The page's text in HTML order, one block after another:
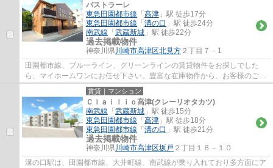
パストラーレ
東急田園都市線 「 高津 」駅 徒歩17分
東急田園都市線 「 溝の口 」駅 徒歩24分
南武線 「 武蔵新城 」駅 徒歩22分
過去掲載物件
神奈川県川崎市高津区北見方 ２丁目７－1
田園都市線、ブルーライン、グリーンラインの賃貸物件をお探しでした
ら、マイホームワンにお任せ下さい。豊富な在庫物件から、お客様のご要
望に合うお部屋をご提案致します。
賃貸｜マンション
Ｃｌａｉｌｉｏ高津(クレーリオタカツ)
南武線 「 武蔵新城 」駅 徒歩15分
東急田園都市線 「 高津 」駅 徒歩18分
東急田園都市線 「 溝の口 」駅 徒歩21分
過去掲載物件
神奈川県川崎市高津区坂戸 ２丁目１６－１０
溝の口駅は、田園都市線、大井町線、南武線が乗り入れており多方面にア